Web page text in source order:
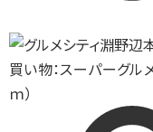
買い物：スーパーグル
ｍ）